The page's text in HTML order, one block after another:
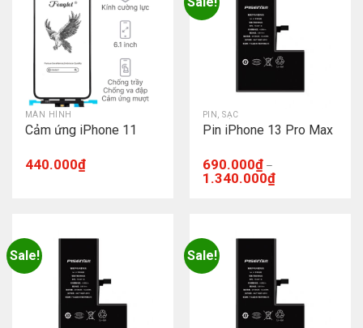
MÀN HÌNH
Cảm ứng iPhone 11
440.000₫
PIN, SẠC
Pin iPhone 13 Pro Max
690.000₫–
1.340.000₫
Sale! Sale!